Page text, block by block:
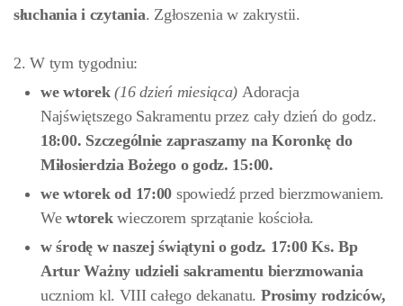
słuchania i czytania. Zgłoszenia w zakrystii.
2. W tym tygodniu:
we wtorek(16 dzień miesiąca) Adoracja
Najświętszego Sakramentu przez cały dzień do godz.
18:00. Szczególnie zapraszamy na Koronkę do
Miłosierdzia Bożego o godz. 15:00.
we wtorek od 17:00 spowiedź przed bierzmowaniem.
Wewtorekwieczorem sprzątanie kościoła.
w środę w naszej świątyni o godz. 17:00 Ks. Bp
Artur Ważny udzieli sakramentu bierzmowania
uczniom kl. VIII całego dekanatu. Prosimy rodziców,